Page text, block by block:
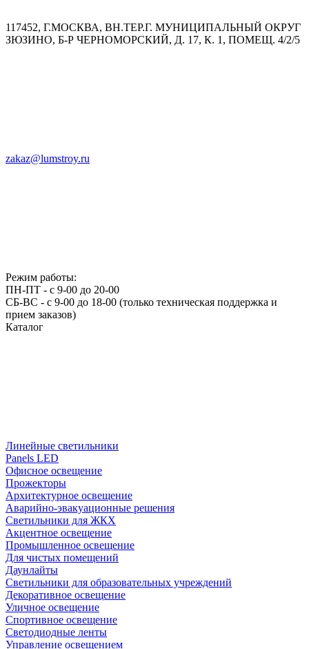
117452, Г.МОСКВА, ВН.ТЕР.Г. МУНИЦИПАЛЬНЫЙ ОКРУГ
ЗЮЗИНО, Б-Р ЧЕРНОМОРСКИЙ, Д. 17, К. 1, ПОМЕЩ. 4/2/5
zakaz@lumstroy.ru
Режим работы:
ПН-ПТ - с 9-00 до 20-00
СБ-ВС - с 9-00 до 18-00 (только техническая поддержка и
прием заказов)
Каталог
Линейные светильники
Panels LED
Офисное освещение
Прожекторы
Архитектурное освещение
Аварийно-эвакуационные решения
Светильники для ЖКХ
Акцентное освещение
Промышленное освещение
Для чистых помещений
Даунлайты
Светильники для образовательных учреждений
Декоративное освещение
Уличное освещение
Спортивное освещение
Светодиодные ленты
Управление освещением